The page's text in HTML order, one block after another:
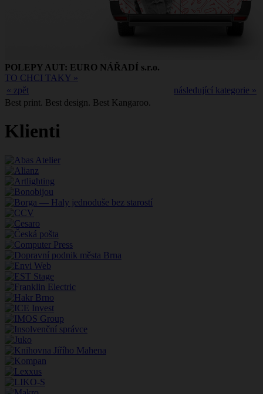
POLEPY AUT: EURO NÁŘADÍ s.r.o.
TO CHCI TAKY »
« zpět
následující kategorie »
Best print. Best design. Best Kangaroo.
Klienti